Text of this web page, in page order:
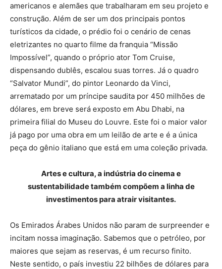
americanos e alemães que trabalharam em seu projeto e
construção. Além de ser um dos principais pontos
turísticos da cidade, o prédio foi o cenário de cenas
eletrizantes no quarto filme da franquia “Missão
Impossível”, quando o próprio ator Tom Cruise,
dispensando dublês, escalou suas torres. Já o quadro
“Salvator Mundi”, do pintor Leonardo da Vinci,
arrematado por um príncipe saudita por 450 milhões de
dólares, em breve será exposto em Abu Dhabi, na
primeira filial do Museu do Louvre. Este foi o maior valor
já pago por uma obra em um leilão de arte e é a única
peça do gênio italiano que está em uma coleção privada.
Artes e cultura, a indústria do cinema e
sustentabilidade também compõem a linha de
investimentos para atrair visitantes.
Os Emirados Árabes Unidos não param de surpreender e
incitam nossa imaginação. Sabemos que o petróleo, por
maiores que sejam as reservas, é um recurso finito.
Neste sentido, o país investiu 22 bilhões de dólares para